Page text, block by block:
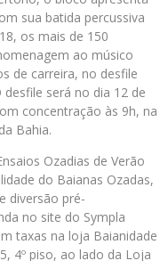
sua batida percussiva
os mais de 150
ao músico
de carreira, no desfile
será no dia 12 de
concentração às 9h, na
Bahia.
Ozadias de Verão
do Baianas Ozadas,
diversão pré-
no site do Sympla
taxas na loja Baianidade
4º piso, ao lado da Loja